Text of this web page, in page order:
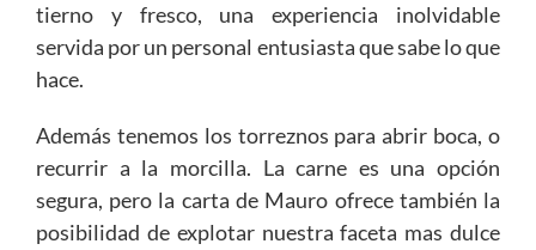
tierno y fresco, una experiencia inolvidable
servida por un personal entusiasta que sabe lo que
hace.
Además tenemos los torreznos para abrir boca, o
recurrir a la morcilla. La carne es una opción
segura, pero la carta de Mauro ofrece también la
posibilidad de explotar nuestra faceta mas dulce